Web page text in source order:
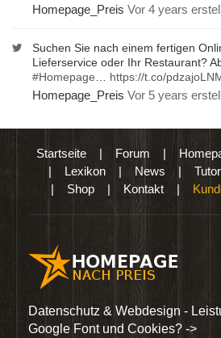
Homepage_Preis Vor 4 years
Suchen Sie nach einem fertigen
Lieferservice oder Ihr Restaurant?
#Homepage
https://t.co/
Homepage_Preis Vor 5 years
Startseite| Forum |
| Lexikon | News |
| Shop | Kontakt |
Datenschutz & Webdesign -
Google Font und Cookies? ->